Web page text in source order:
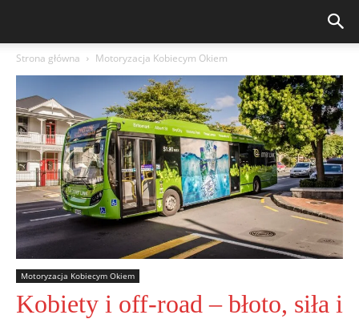
Strona główna Motoryzacja Kobiecym Okiem
Motoryzacja Kobiecym Okiem
Kobiety i off-road – błoto, siła i